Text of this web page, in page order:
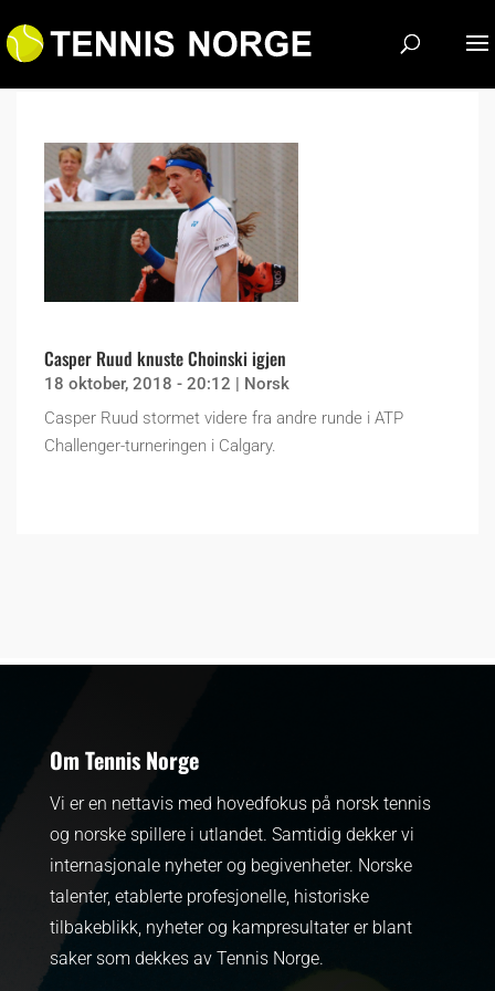
Casper Ruud knuste Choinski igjen
18 oktober, 2018 - 20:12 | Norsk
Casper Ruud stormet videre fra andre runde i ATP
Challenger-turneringen i Calgary.
Om Tennis Norge
Vi er en nettavis med hovedfokus på norsk tennis
og norske spillere i utlandet. Samtidig dekker vi
internasjonale nyheter og begivenheter. Norske
talenter, etablerte profesjonelle, historiske
tilbakeblikk, nyheter og kampresultater er blant
saker som dekkes av Tennis Norge.